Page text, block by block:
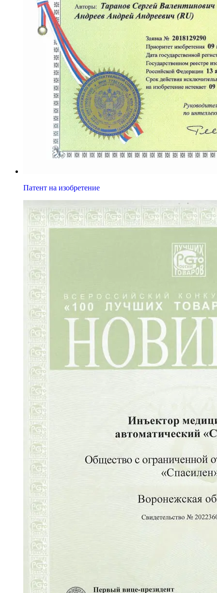
Патент на изобретение